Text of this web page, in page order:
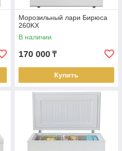
Морозильный лари Бирюса
260KX
В наличии
170 000 ₸
Купить